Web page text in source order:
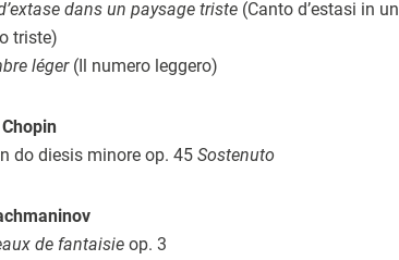
dans un paysage triste (Canto d’estasi in un
triste)
léger(Il numero leggero)
do diesis minore op. 45 Sostenuto
de fantaisie op. 3